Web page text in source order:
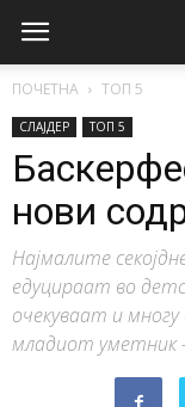
ПОЧЕТНА ТОП 5
СЛАЈДЕР ТОП 5
нови
Најмалите
едуцираат во
очекуваат и
младиот уметник